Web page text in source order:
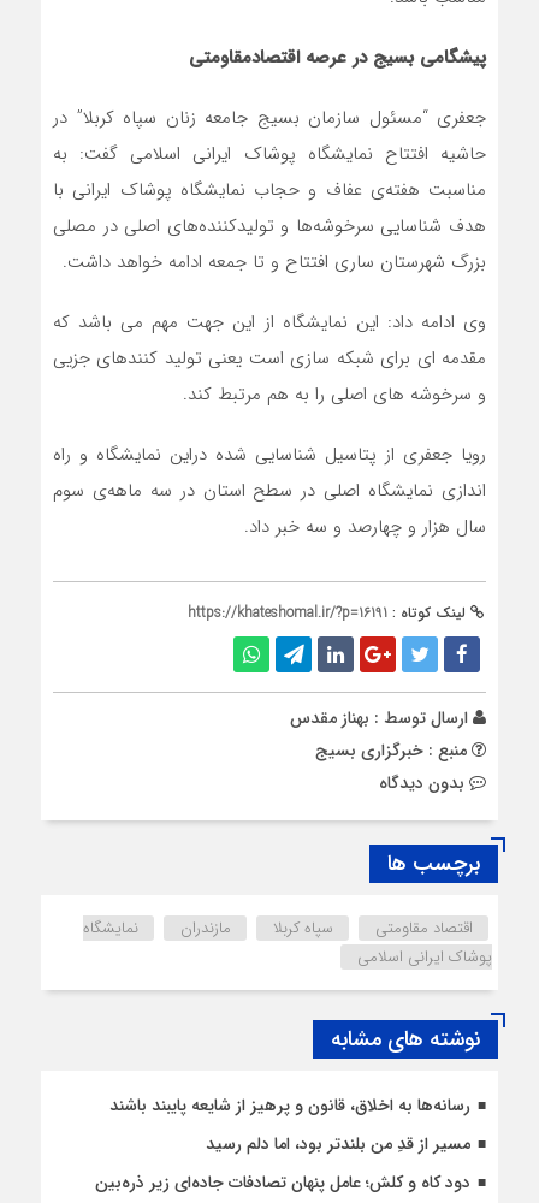
پیشگامی بسیج در عرصه اقتصادمقاومتی
جعفری “مسئول سازمان بسیج جامعه زنان سپاه کربلا” در
حاشیه افتتاح نمایشگاه پوشاک ايرانی اسلامي گفت: به
مناسبت هفته‌ی عفاف و حجاب نمایشگاه پوشاک ایرانی با
هدف شناسایی سرخوشه‌ها و تولیدکننده‌های اصلی در مصلی
بزرگ شهرستان ساری افتتاح و تا جمعه ادامه خواهد داشت.
وی ادامه داد: این نمایشگاه از این جهت مهم می باشد که
مقدمه ای برای شبکه سازی است یعنی تولید کنندهای جزیی
و سرخوشه های اصلی را به هم مرتبط کند.
رویا جعفری از پتاسیل شناسایی شده دراین نمایشگاه و راه
اندازی نمایشگاه اصلی در سطح استان در سه ماهه‌ی سوم
سال هزار و چهارصد و سه خبر داد.
لینک کوتاه : https://khateshomal.ir/?p=16191
ارسال توسط : بهناز مقدس
منبع : خبرگزاری بسیج
بدون دیدگاه
برچسب ها
اقتصاد مقاومتی سپاه کربلا مازندران
نمایشگاه
پوشاک ایرانی اسلامی
نوشته های مشابه
رسانه‌ها به اخلاق، قانون و پرهیز از شایعه پایبند باشند
مسیر از قدِ من بلندتر بود، اما دلم رسید
دود کاه و کلش؛ عامل پنهان تصادفات جاده‌ای زیر ذره‌بین